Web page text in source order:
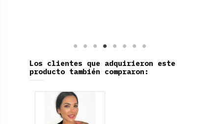
Los clientes que adquirieron este
producto también compraron: